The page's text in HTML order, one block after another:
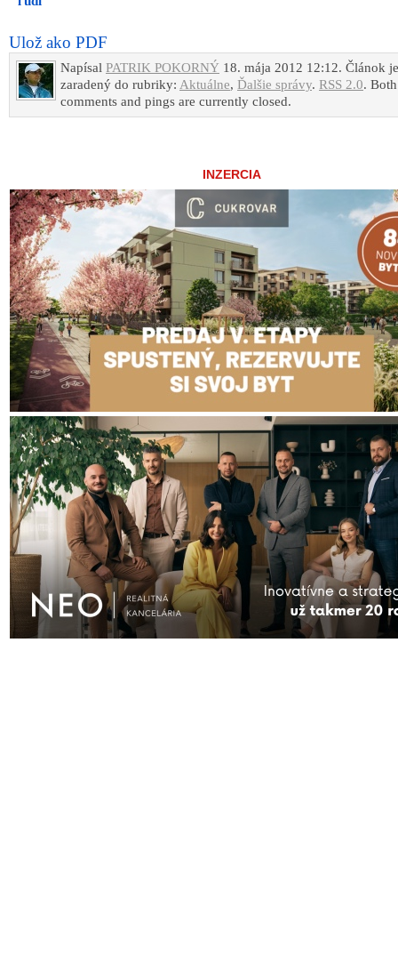
Ulož ako PDF
Napísal PATRIK POKORNÝ 18. mája 2012 12:12. Článok je
zaradený do rubriky: Aktuálne, Ďalšie správy. RSS 2.0. Both
comments and pings are currently closed.
INZERCIA